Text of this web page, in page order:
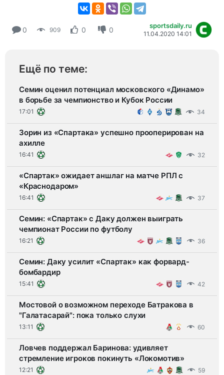
0 909 0 0 sportsdaily.ru
11.04.2020 14:01
Ещё по теме:
Семин оценил потенциал московского «Динамо»
в борьбе за чемпионство и Кубок России
17:01 34
Зорин из «Спартака» успешно прооперирован на
ахилле
16:41 32
«Спартак» ожидает аншлаг на матче РПЛ с
«Краснодаром»
16:41 37
Семин: «Спартак» с Даку должен выиграть
чемпионат России по футболу
16:21 36
Семин: Даку усилит «Спартак» как форвард-
бомбардир
15:41 42
Мостовой о возможном переходе Батракова в
"Галатасарай": пока только слухи
13:11 60
Ловчев поддержал Баринова: удивляет
стремление игроков покинуть «Локомотив»
12:21 59